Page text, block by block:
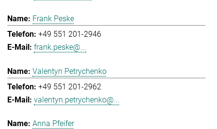
Frank Peske
+49 551 201-2946
frank.peske@...
Valentyn Petrychenko
+49 551 201-2962
valentyn.petrychenko@...
Anna Pfeifer